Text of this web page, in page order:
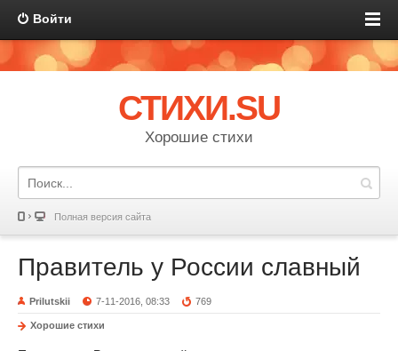
Войти
СТИХИ.SU
Хорошие стихи
Полная версия сайта
Правитель у России славный
Prilutskii 7-11-2016, 08:33 769
Хорошие стихи